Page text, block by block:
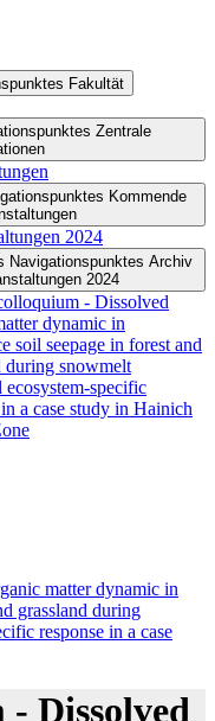
Fakultät
Zentrale
Kommende
2024
Navigationspunktes Archiv
2024
- Dissolved
dynamic in
soil seepage in forest and
during snowmelt
ecosystem-specific
a case study in Hainich
matter dynamic in
grassland during
response in a case
Dissolved